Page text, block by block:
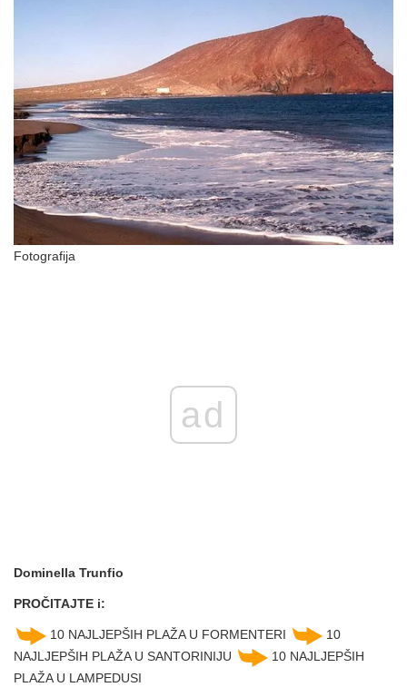
Fotografija
ad
Dominella Trunfio
PROČITAJTE i:
10 NAJLJEPŠIH PLAŽA U FORMENTERI
10
NAJLJEPŠIH PLAŽA U SANTORINIJU
10 NAJLJEPŠIH
PLAŽA U LAMPEDUSI